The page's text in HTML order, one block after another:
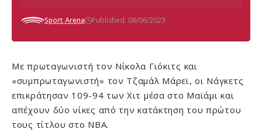
Sport Arena Published: 08/06/2023
Με πρωταγωνιστή τον Νίκολα Γιόκιτς και
«συμπρωταγωνιστή» τον Τζαμάλ Μάρεϊ, οι Νάγκετς
επικράτησαν 109-94 των Χιτ μέσα στο Μαϊάμι και
απέχουν δύο νίκες από την κατάκτηση του πρώτου
τους τίτλου στο NBA.